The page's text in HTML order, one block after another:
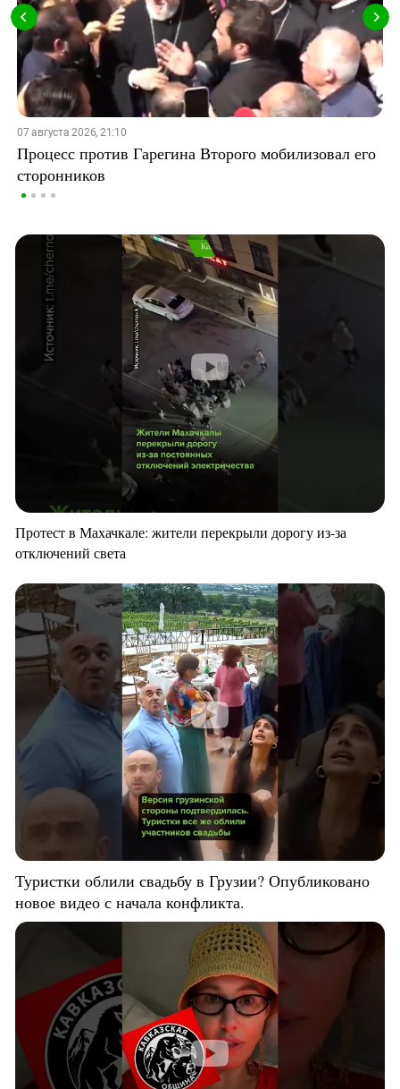
07 августа 2026, 21:10
Процесс против Гарегина Второго мобилизовал его
сторонников
Протест в Махачкале: жители перекрыли дорогу из-за
отключений света
Туристки облили свадьбу в Грузии? Опубликовано
новое видео с начала конфликта.